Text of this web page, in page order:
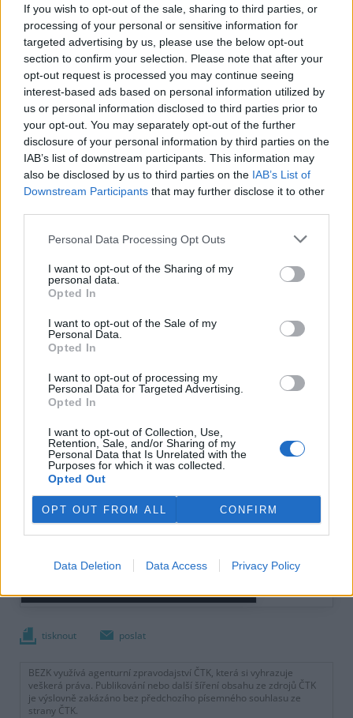
If you wish to opt-out of the sale, sharing to third parties, or
processing of your personal or sensitive information for
targeted advertising by us, please use the below opt-out
section to confirm your selection. Please note that after your
opt-out request is processed you may continue seeing
interest-based ads based on personal information utilized by
us or personal information disclosed to third parties prior to
your opt-out. You may separately opt-out of the further
disclosure of your personal information by third parties on the
IAB’s list of downstream participants. This information may
also be disclosed by us to third parties on the IAB’s List of
Downstream Participants that may further disclose it to other
Personal Data Processing Opt Outs
I want to opt-out of the Sharing of my
personal data.
Opted In
I want to opt-out of the Sale of my
Personal Data.
Opted In
I want to opt-out of processing my
Personal Data for Targeted Advertising.
Opted In
I want to opt-out of Collection, Use,
Retention, Sale, and/or Sharing of my
Personal Data that Is Unrelated with the
Purposes for which it was collected.
Opted Out
OPT OUT FROM ALL CONFIRM
Data Deletion Data Access Privacy Policy
je ale podle něj na tuto změnu připraveno a firmy v
posledních letech výrazně investovaly do inovací, kapacit a
udržitelnějších řešení. Klíčová je ale nyní předvídatelnost a
výhled do budoucna. Severské země mohou být podle
Molha pro Česko inspirací zejména díky své dlouhodobě
konzistentní politice, silnému zaměření na energetickou
efektivitu a industrializovanému přístupu ke stavebnictví,
který zahrnuje například prefabrikaci a výrobu mimo
staveniště.
Předvýroba pak podle Molha pomáhá řešit i nedostatečné
pracovní kapacity v oboru. Na nedostatek pracovníků ve
stavebnictví v ČR dlouhodobě upozorňují odborníci a
profesní organizace. Podobný problém podle Molha lze ale
vidět v celé Evropě. Důležité podle něj je obor zatraktivnit
školami a univerzitami.
reklama
tisknout poslat
BEZK využívá agenturní zpravodajství ČTK, která si vyhrazuje
veškerá práva. Publikování nebo další šíření obsahu ze zdrojů ČTK
je výslovně zakázáno bez předchozího písemného souhlasu ze
strany ČTK.